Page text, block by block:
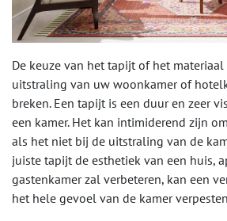
De keuze van het tapijt of het
uitstraling van uw woonkamer of
breken. Een tapijt is een duur en zeer
een kamer. Het kan intimiderend zijn
als het niet bij de uitstraling van de
juiste tapijt de esthetiek van een huis,
gastenkamer zal verbeteren, kan een
het hele gevoel van de kamer